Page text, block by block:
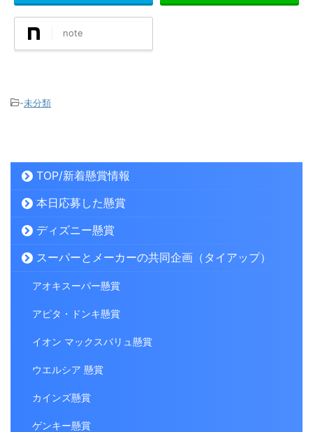
note
-未分類
TOP/新着懸賞情報
本日応募した懸賞
ディズニー懸賞
スーパーとメーカーの共同企画（タイアップ）
アオキスーパー懸賞
アピタ・ドンキ懸賞
イオン マックスバリュ懸賞
ウエルシア 懸賞
カインズ懸賞
ゲンキー懸賞